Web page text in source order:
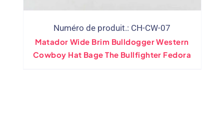
Numéro de produit.: CH-CW-07
Matador Wide Brim Bulldogger Western
Cowboy Hat Bage The Bullfighter Fedora